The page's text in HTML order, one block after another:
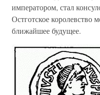
императором, стал
Остготское королевство
ближайшее будущее.